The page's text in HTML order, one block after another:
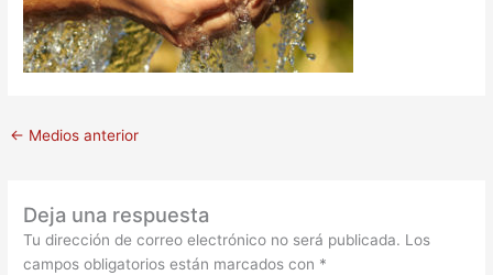
← Medios anterior
Deja una respuesta
Tu dirección de correo electrónico no será publicada. Los
campos obligatorios están marcados con *